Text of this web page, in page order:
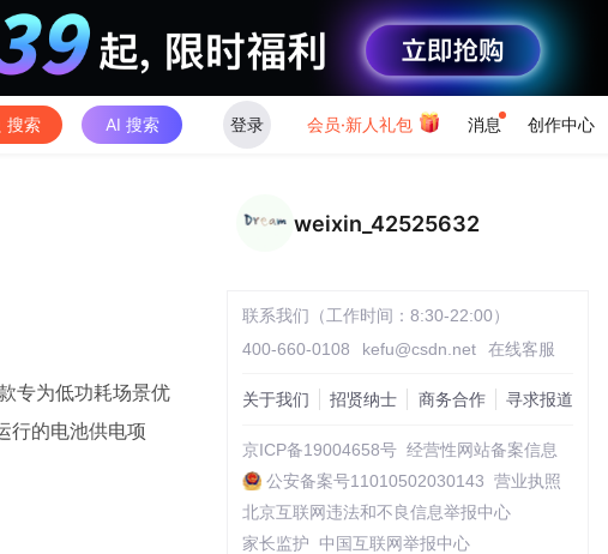
搜索 AI 搜索 登录 会员·新人礼包 消息 创作中心
专为低功耗场景优
行的电池供电项
weixin_42525632
联系我们（工作时间：8:30-22:00）
400-660-0108
kefu@csdn.net 在线客服
关于我们 招贤纳士 商务合作 寻求报道
京ICP备19004658号 经营性网站备案信息
公安备案号11010502030143 营业执照
北京互联网违法和不良信息举报中心
家长监护
中国互联网举报中心